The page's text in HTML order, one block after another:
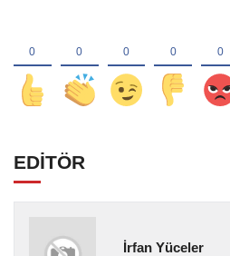
EDİTÖR
İrfan Yüceler